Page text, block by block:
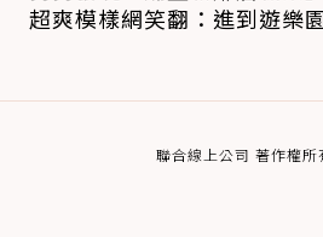
超爽模樣網笑翻：進到遊樂
聯合線上公司 著作權